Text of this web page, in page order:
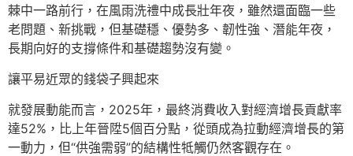
棘中一路前行，在風雨洗禮中成長壯年夜，雖然還面臨一些
老問題、新挑戰，但基礎穩、優勢多、韌性強、潛能年夜，
長期向好的支撐條件和基礎趨勢沒有變。
讓平易近眾的錢袋子興起來
就發展動能而言，2025年，最終消費收入對經濟增長貢獻率
達52%，比上年晉陞5個百分點，從頭成為拉動經濟增長的第
一動力，但“供強需弱”的結構性牴觸仍然客觀存在。